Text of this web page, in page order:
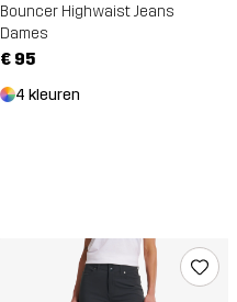
Bouncer Highwaist Jeans
Dames
€ 95
4 kleuren